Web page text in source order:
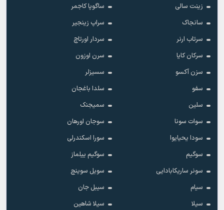
زینت سالی
ساگوپا کاجمر
سانجاک
سراپ زینجیر
سرتاب ارنر
سردار اورتاچ
سرکان کایا
سرن اوزون
سزن آکسو
سسیزلر
سفو
سلدا باغجان
سلین
سمیجنک
سوات سونا
سوجان اورهان
سودا یحیایوا
سورا اسکندرلی
سوگیم
سوگیم ییلماز
سونر ساریکابادایی
سویل سوینچ
سیام
سیبل جان
سیلا
سیلا شاهین